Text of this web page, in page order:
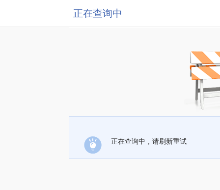
正在查询中
正在查询中，请刷新重试